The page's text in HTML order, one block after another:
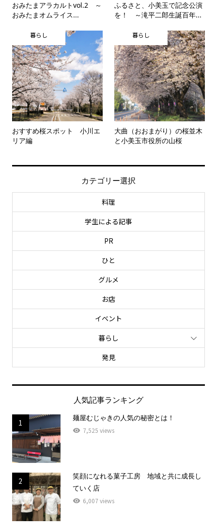
おみたまアラカルトvol.2 ～
おみたまオムライス...
ふるさと、小美玉で記念公演
を！ ～滝平二郎生誕百年...
暮らし
おすすめ桜スポット 小川エ
リア編
暮らし
大曲（おおまがり）の桜並木
と小美玉市役所の山桜
カテゴリー選択
料理
学生による記事
PR
ひと
グルメ
お店
イベント
暮らし
発見
人気記事ランキング
1
麺屋むじゃきの人気の秘密とは！
7,525 views
2
笑顔になれる菓子工房 地域と共に成長し
ていく店
6,007 views